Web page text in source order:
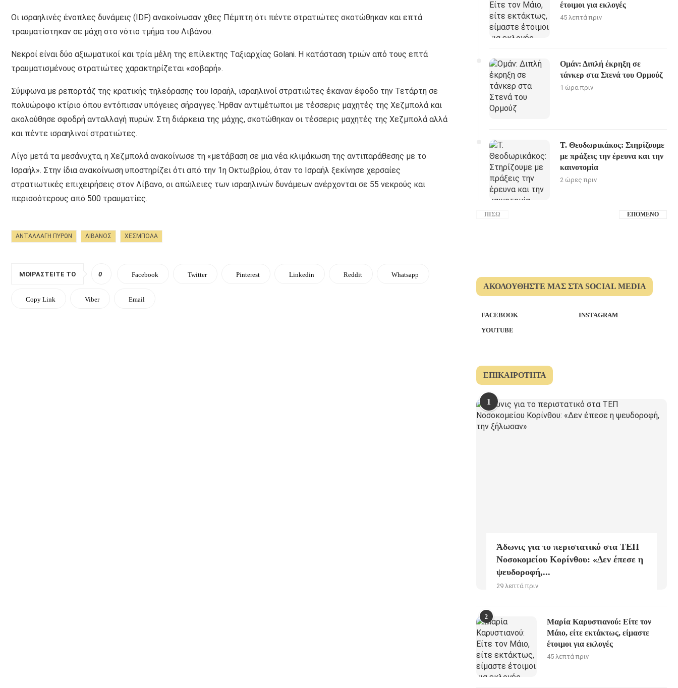
Οι ισραηλινές ένοπλες δυνάμεις (IDF) ανακοίνωσαν χθες Πέμπτη ότι πέντε στρατιώτες σκοτώθηκαν και επτά
τραυματίστηκαν σε μάχη στο νότιο τμήμα του Λιβάνου.
Νεκροί είναι δύο αξιωματικοί και τρία μέλη της επίλεκτης Ταξιαρχίας Golani. Η κατάσταση τριών από τους επτά
τραυματισμένους στρατιώτες χαρακτηρίζεται «σοβαρή».
Σύμφωνα με ρεπορτάζ της κρατικής τηλεόρασης του Ισραήλ, ισραηλινοί στρατιώτες έκαναν έφοδο την Τετάρτη σε
πολυώροφο κτίριο όπου εντόπισαν υπόγειες σήραγγες. Ήρθαν αντιμέτωποι με τέσσερις μαχητές της Χεζμπολά και
ακολούθησε σφοδρή ανταλλαγή πυρών. Στη διάρκεια της μάχης, σκοτώθηκαν οι τέσσερις μαχητές της Χεζμπολά αλλά
και πέντε ισραηλινοί στρατιώτες.
Λίγο μετά τα μεσάνυχτα, η Χεζμπολά ανακοίνωσε τη «μετάβαση σε μια νέα κλιμάκωση της αντιπαράθεσης με το
Ισραήλ». Στην ίδια ανακοίνωση υποστηρίζει ότι από την 1η Οκτωβρίου, όταν το Ισραήλ ξεκίνησε χερσαίες
στρατιωτικές επιχειρήσεις στον Λίβανο, οι απώλειες των ισραηλινών δυνάμεων ανέρχονται σε 55 νεκρούς και
περισσότερους από 500 τραυματίες.
ΑΝΤΑΛΛΑΓΗ ΠΥΡΩΝ ΛΙΒΑΝΟΣ ΧΕΣΜΠΟΛΑ
ΜΟΙΡΑΣΤΕΊΤΕ ΤΟ 0 Facebook Twitter Pinterest Linkedin Reddit Whatsapp
Copy Link Viber Email
έτοιμοι για εκλογές
45 λεπτά πριν
Ομάν: Διπλή έκρηξη σε
τάνκερ στα Στενά του Ορμούζ
1 ώρα πριν
Τ. Θεοδωρικάκος: Στηρίζουμε
με πράξεις την έρευνα και την
καινοτομία
2 ώρες πριν
ΠΊΣΩ ΕΠΌΜΕΝΟ
ΑΚΟΛΟΥΘΉΣΤΕ ΜΑΣ ΣΤΑ SOCIAL MEDIA
FACEBOOK
INSTAGRAM
YOUTUBE
ΕΠΙΚΑΙΡΌΤΗΤΑ
1
Άδωνις για το περιστατικό στα ΤΕΠ
Νοσοκομείου Κορίνθου: «Δεν έπεσε η
ψευδοροφή,...
29 λεπτά πριν
2
Μαρία Καρυστιανού: Είτε τον
Μάιο, είτε εκτάκτως, είμαστε
έτοιμοι για εκλογές
45 λεπτά πριν